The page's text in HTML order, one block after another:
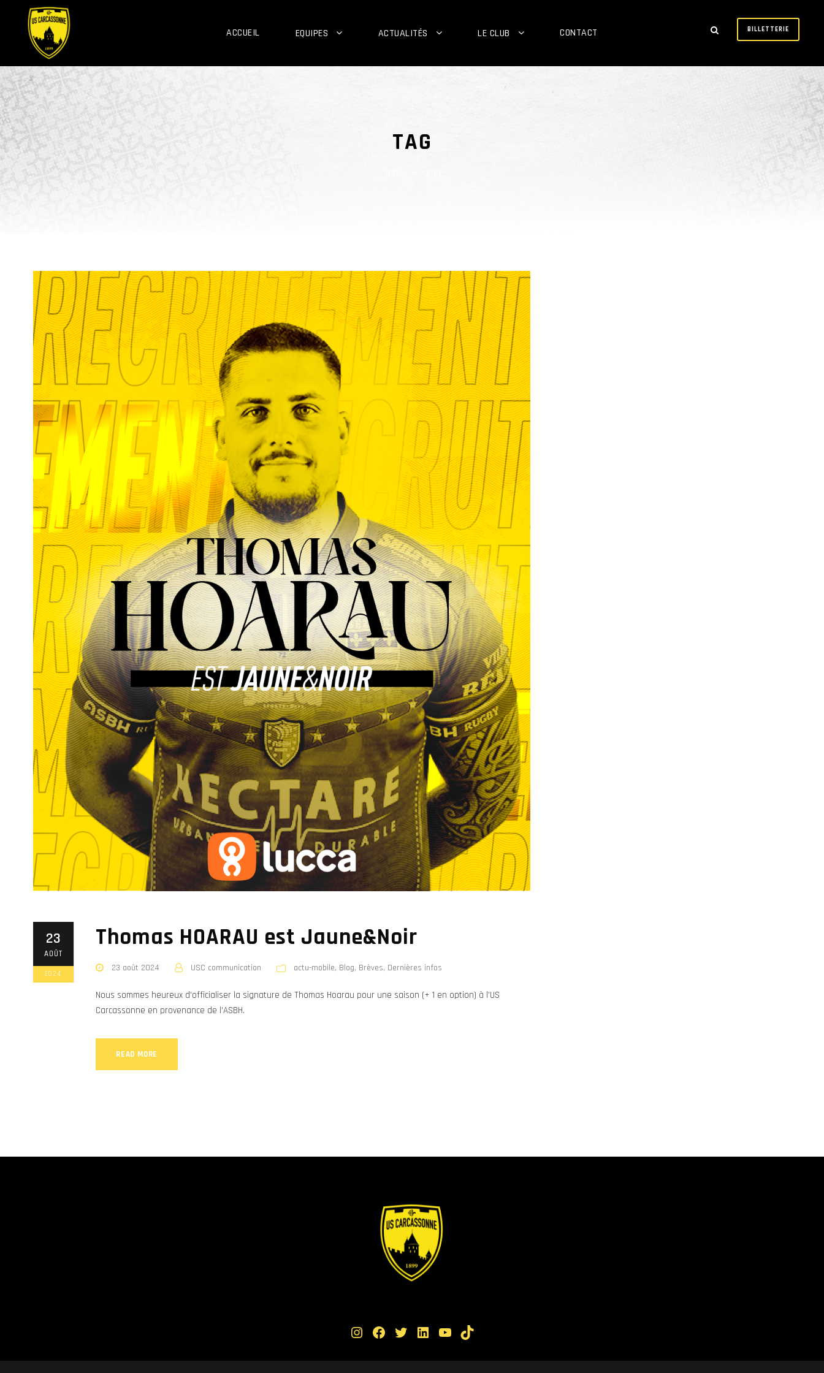
ACCUEIL EQUIPES ACTUALITÉS LE CLUB CONTACT BILLETTERIE
TAG
23
AOÛT
2024
Thomas HOARAU est Jaune&Noir
23 août 2024 USC communication actu-mobile, Blog, Brèves, Dernières infos
Nous sommes heureux d'officialiser la signature de Thomas Hoarau pour une saison (+ 1 en option) à l'US
Carcassonne en provenance de l'ASBH.
READ MORE
Instagram Facebook Twitter LinkedIn YouTube TikTok